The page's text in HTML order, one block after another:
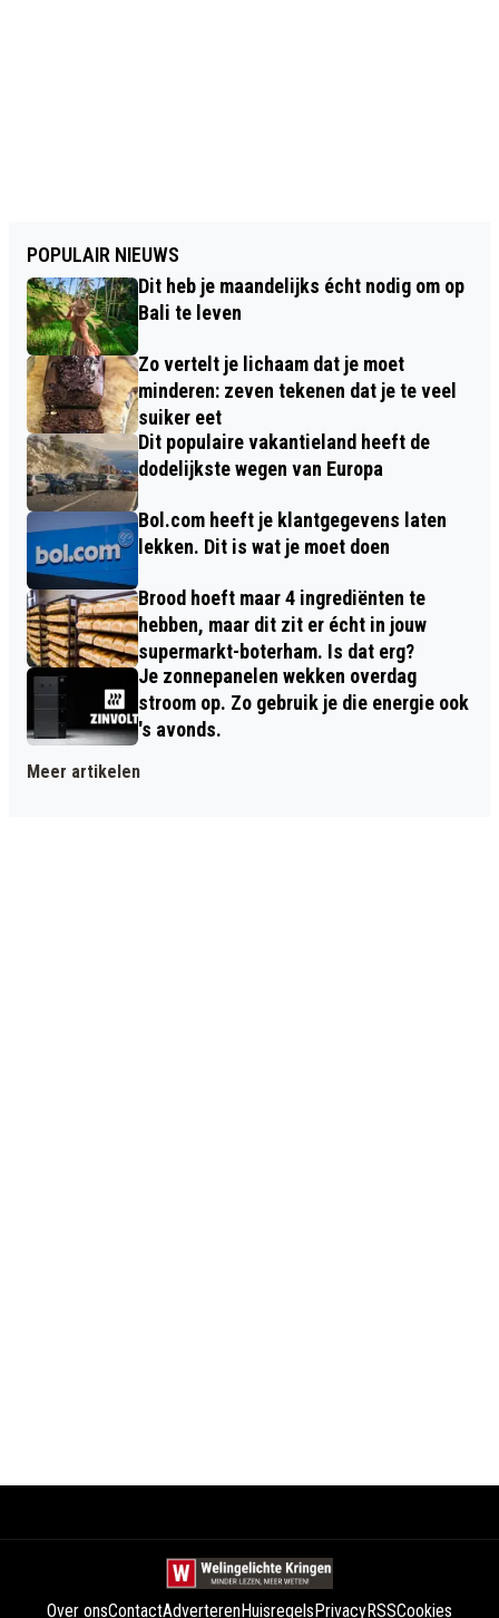
POPULAIR NIEUWS
Dit heb je maandelijks écht nodig om op
Bali te leven
Zo vertelt je lichaam dat je moet
minderen: zeven tekenen dat je te veel
suiker eet
Dit populaire vakantieland heeft de
dodelijkste wegen van Europa
Bol.com heeft je klantgegevens laten
lekken. Dit is wat je moet doen
Brood hoeft maar 4 ingrediënten te
hebben, maar dit zit er écht in jouw
supermarkt-boterham. Is dat erg?
Je zonnepanelen wekken overdag
stroom op. Zo gebruik je die energie ook
's avonds.
Meer artikelen
Over onsContactAdverterenHuisregelsPrivacyRSSCookies